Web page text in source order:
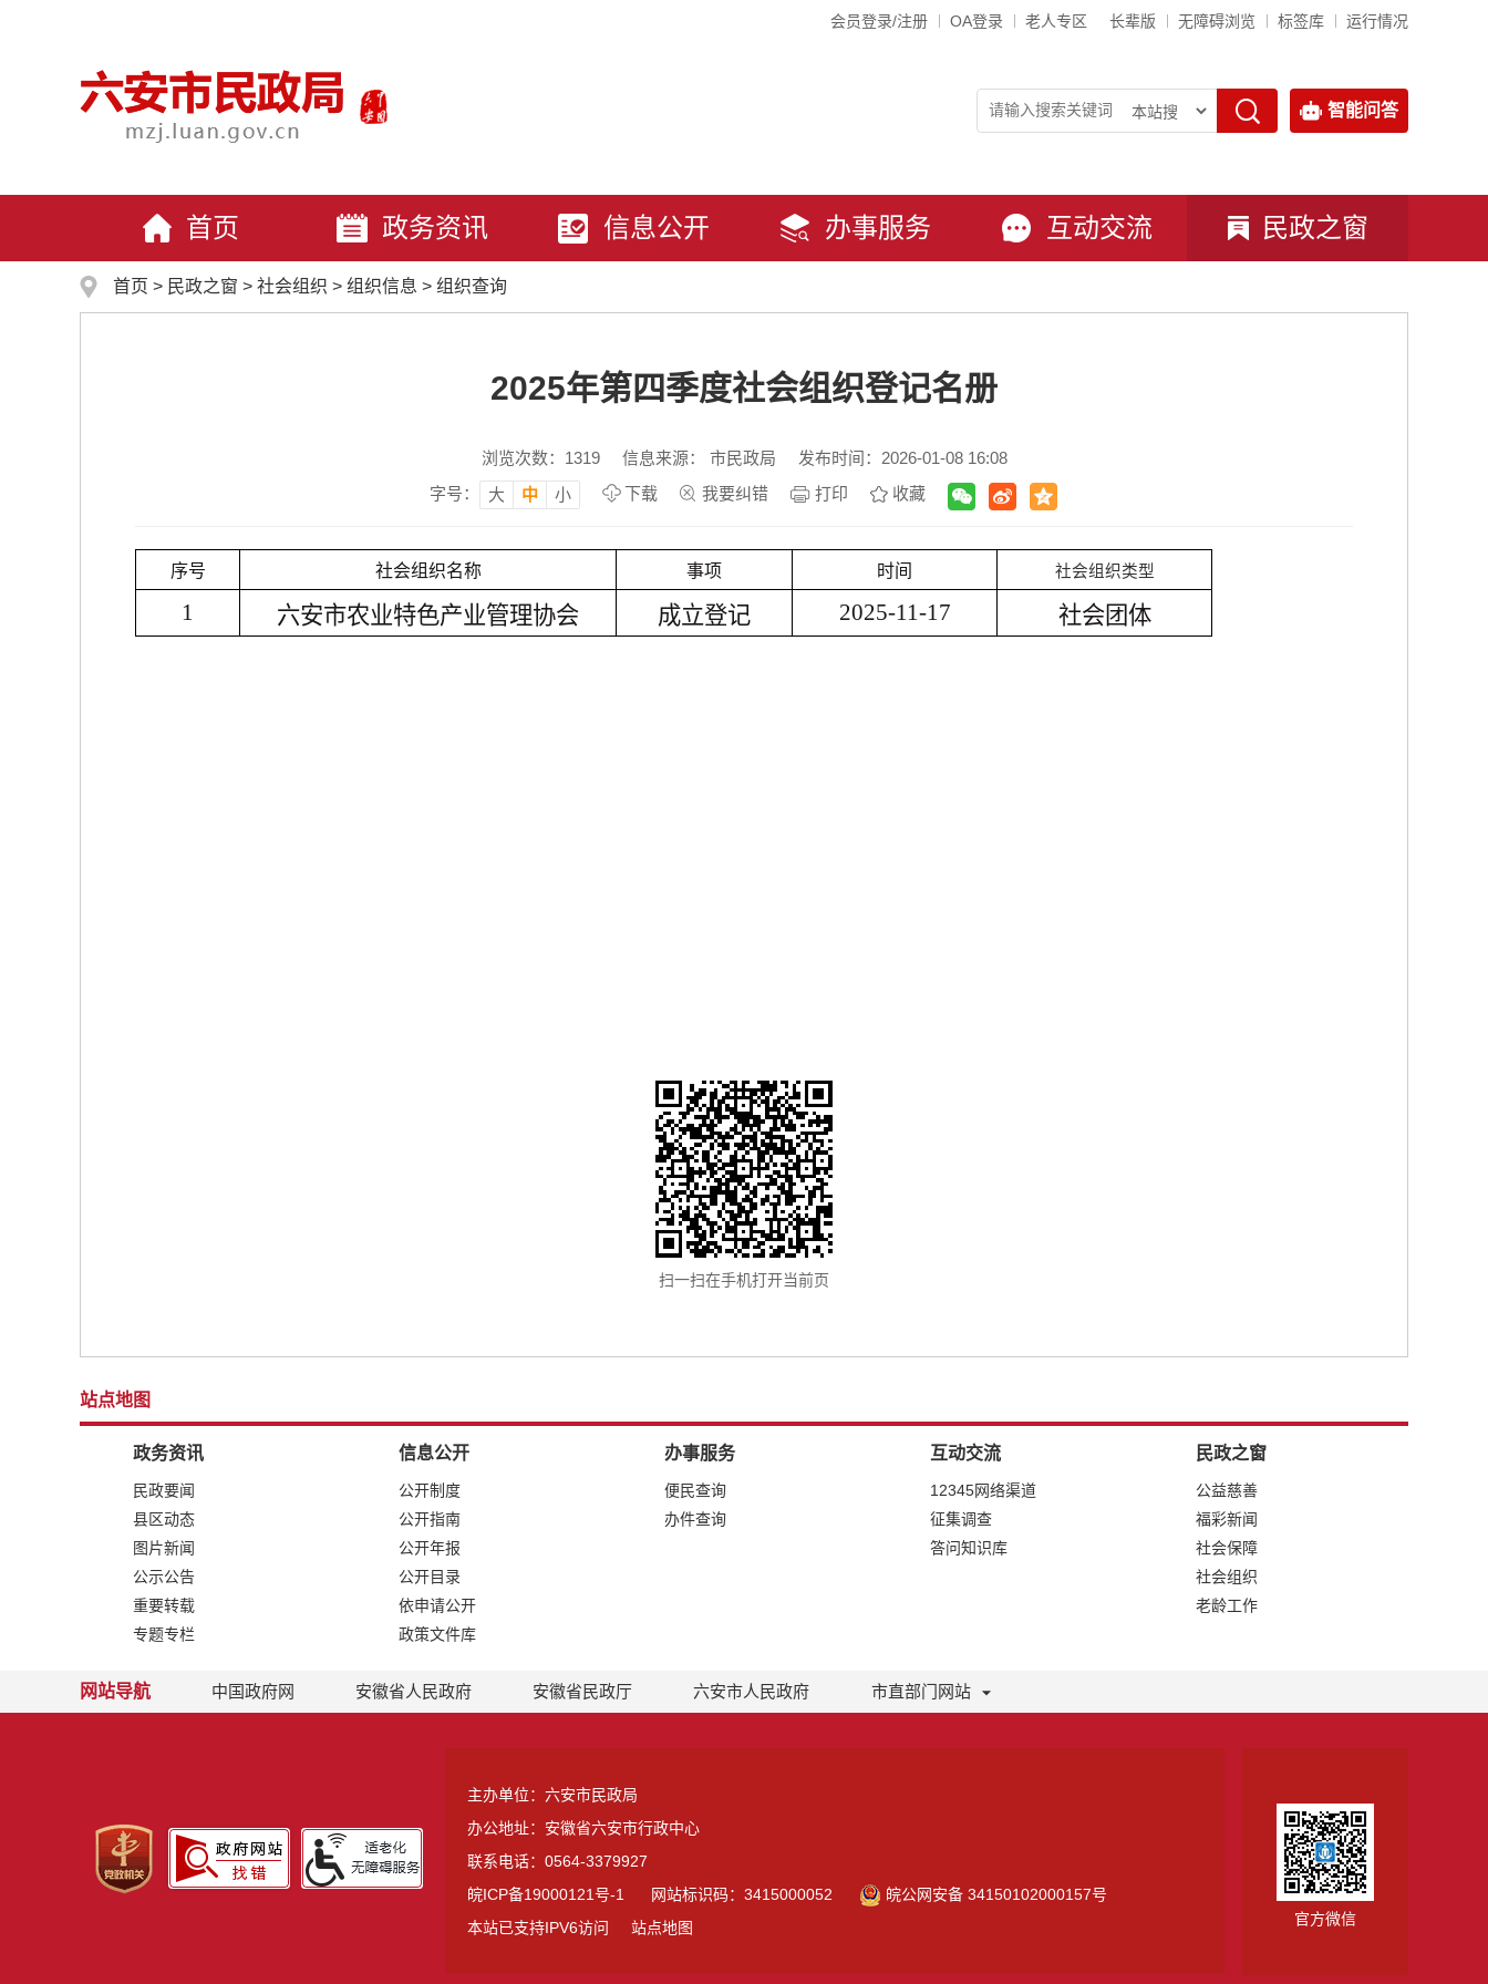
会员登录/注册 OA登录 老人专区 长辈版 无障碍浏览 标签库 运行情况
智能问答
首页 政务资讯 信息公开 办事服务 互动交流 民政之窗
首页 > 民政之窗 > 社会组织 > 组织信息 > 组织查询
2025年第四季度社会组织登记名册
浏览次数： 1319 信息来源： 市民政局
发布时间：2026-01-08 16:08
字号：
大 中 小 下载 我要纠错 打印 收藏
序号 社会组织名称 事项 时间 社会组织类型
1 六安市农业特色产业管理协会 成立登记 2025-11-17 社会团体
扫一扫在手机打开当前页
站点地图
政务资讯
民政要闻
县区动态
图片新闻
公示公告
重要转载
专题专栏
信息公开
公开制度
公开指南
公开年报
公开目录
依申请公开
政策文件库
办事服务
便民查询
办件查询
互动交流
12345网络渠道
征集调查
答问知识库
民政之窗
公益慈善
福彩新闻
社会保障
社会组织
老龄工作
网站导航 中国政府网 安徽省人民政府 安徽省民政厅 六安市人民政府 市直部门网站
主办单位：六安市民政局
办公地址：安徽省六安市行政中心
联系电话：0564-3379927
皖ICP备19000121号-1
网站标识码：3415000052
皖公网安备 34150102000157号
本站已支持IPV6访问
站点地图 官方微信